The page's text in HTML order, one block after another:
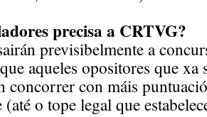
precisa a CRTVG?
previsibelmente a
aqueles opositores que xa
concorrer con máis
o tope legal que